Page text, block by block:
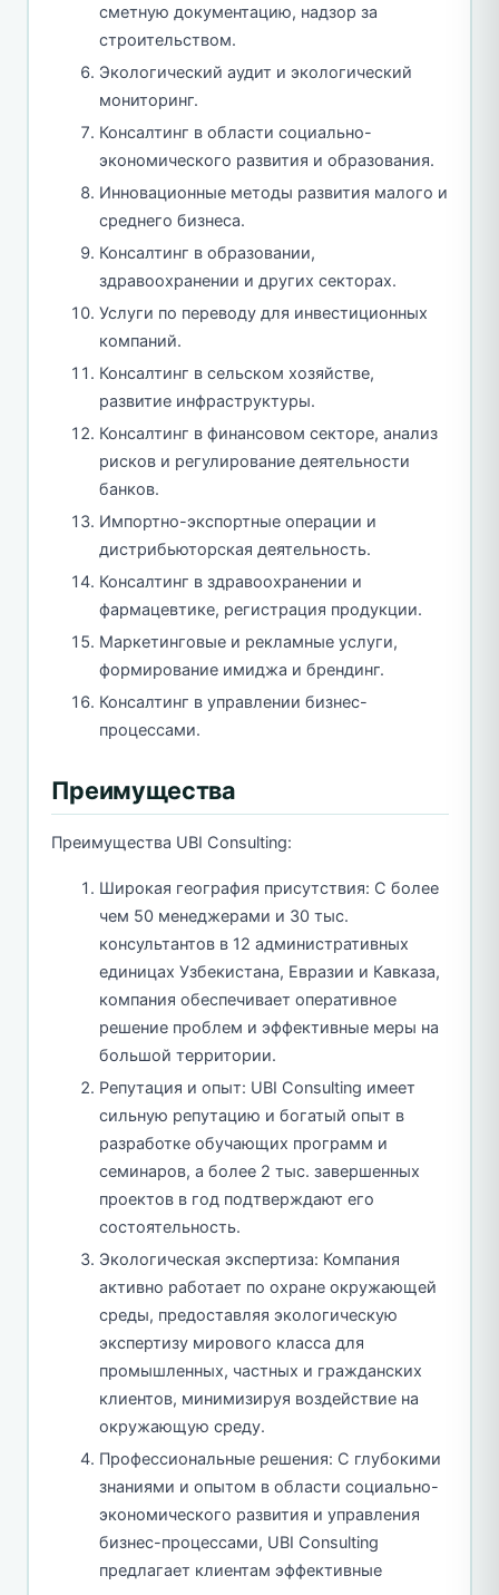
сметную документацию, надзор за
строительством.
Экологический аудит и экологический
мониторинг.
Консалтинг в области социально-
экономического развития и образования.
Инновационные методы развития малого и
среднего бизнеса.
Консалтинг в образовании,
здравоохранении и других секторах.
Услуги по переводу для инвестиционных
компаний.
Консалтинг в сельском хозяйстве,
развитие инфраструктуры.
Консалтинг в финансовом секторе, анализ
рисков и регулирование деятельности
банков.
Импортно-экспортные операции и
дистрибьюторская деятельность.
Консалтинг в здравоохранении и
фармацевтике, регистрация продукции.
Маркетинговые и рекламные услуги,
формирование имиджа и брендинг.
Консалтинг в управлении бизнес-
процессами.
Преимущества
Преимущества UBI Consulting:
Широкая география присутствия: С более
чем 50 менеджерами и 30 тыс.
консультантов в 12 административных
единицах Узбекистана, Евразии и Кавказа,
компания обеспечивает оперативное
решение проблем и эффективные меры на
большой территории.
Репутация и опыт: UBI Consulting имеет
сильную репутацию и богатый опыт в
разработке обучающих программ и
семинаров, а более 2 тыс. завершенных
проектов в год подтверждают его
состоятельность.
Экологическая экспертиза: Компания
активно работает по охране окружающей
среды, предоставляя экологическую
экспертизу мирового класса для
промышленных, частных и гражданских
клиентов, минимизируя воздействие на
окружающую среду.
Профессиональные решения: С глубокими
знаниями и опытом в области социально-
экономического развития и управления
бизнес-процессами, UBI Consulting
предлагает клиентам эффективные